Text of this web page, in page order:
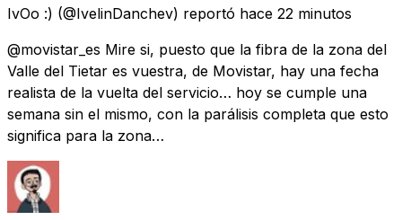
IvOo :) (@IvelinDanchev) reportó hace 22 minutos
@movistar_es Mire si, puesto que la fibra de la zona del
Valle del Tietar es vuestra, de Movistar, hay una fecha
realista de la vuelta del servicio… hoy se cumple una
semana sin el mismo, con la parálisis completa que esto
significa para la zona…